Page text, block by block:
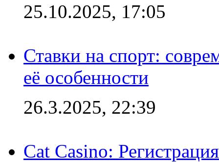
25.10.2025, 17:05
Ставки на спорт:
её особенности
26.3.2025, 22:39
Cat Casino: